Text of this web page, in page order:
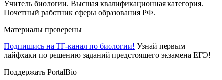
Учитель биологии. Высшая квалификационная категория.
Почетный работник сферы образования РФ.
Материалы проверены
Подпишись на ТГ-канал по биологии! Узнай первым
лайфхаки по решению заданий предстоящего экзамена ЕГЭ!
Поддержать PortalBio